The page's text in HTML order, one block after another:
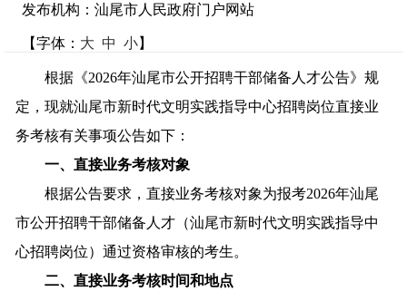
发布机构：汕尾市人民政府门户网站
【字体： 大 中 小】
根据《2026年汕尾市公开招聘干部储备人才公告》规
定，现就汕尾市新时代文明实践指导中心招聘岗位直接业
务考核有关事项公告如下：
一、直接业务考核对象
根据公告要求，直接业务考核对象为报考2026年汕尾
市公开招聘干部储备人才（汕尾市新时代文明实践指导中
心招聘岗位）通过资格审核的考生。
二、直接业务考核时间和地点